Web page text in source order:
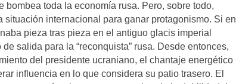
toda la economía rusa. Pero, sobre todo,
internacional para ganar protagonismo. Si en
pieza tras pieza en el antiguo glacis imperial
salida para la “reconquista” rusa. Desde entonces,
del presidente ucraniano, el chantaje energético
influencia en lo que considera su patio trasero. El